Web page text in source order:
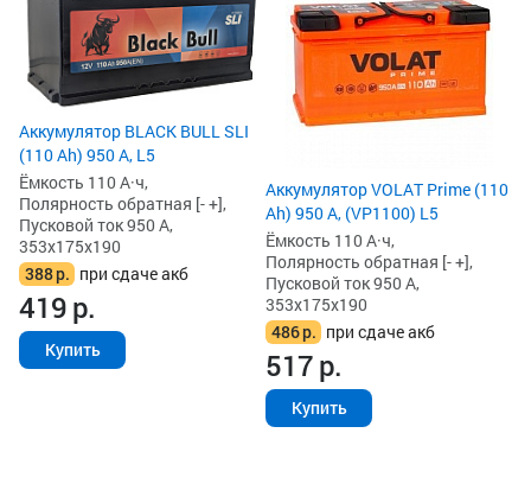
Аккумулятор BLACK BULL SLI
(110 Ah) 950 А, L5
Ёмкость 110 А·ч,
Полярность обратная [- +],
Пусковой ток 950 А,
353x175x190
388р. при сдаче акб
419р.
Купить
Аккумулятор VOLAT Prime (110
Ah) 950 А, (VP1100) L5
Ёмкость 110 А·ч,
Полярность обратная [- +],
Пусковой ток 950 А,
353x175x190
486р. при сдаче акб
517р.
Купить